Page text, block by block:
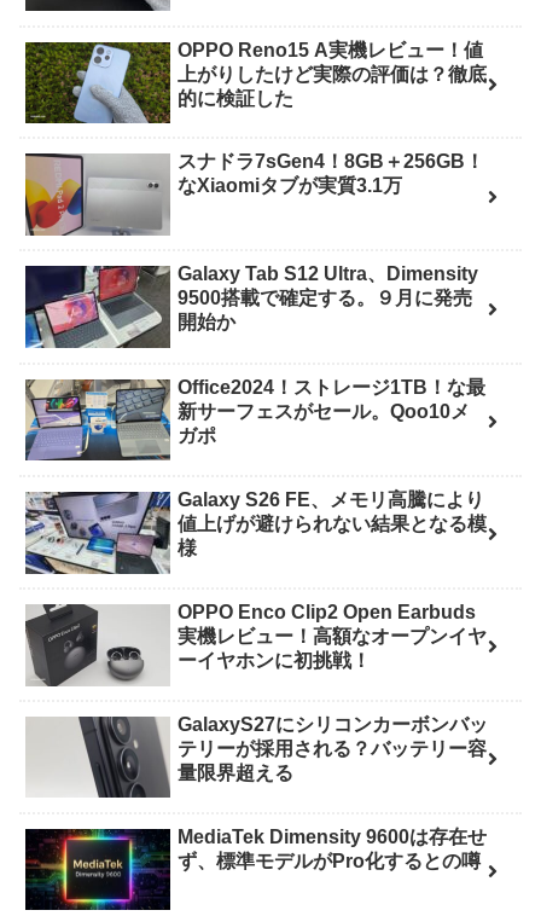
OPPO Reno15 A実機レビュー！値
上がりしたけど実際の評価は？徹底
的に検証した
スナドラ7sGen4！8GB＋256GB！
なXiaomiタブが実質3.1万
Galaxy Tab S12 Ultra、Dimensity
9500搭載で確定する。９月に発売
開始か
Office2024！ストレージ1TB！な最
新サーフェスがセール。Qoo10メ
ガポ
Galaxy S26 FE、メモリ高騰により
値上げが避けられない結果となる模
様
OPPO Enco Clip2 Open Earbuds
実機レビュー！高額なオープンイヤ
ーイヤホンに初挑戦！
GalaxyS27にシリコンカーボンバッ
テリーが採用される？バッテリー容
量限界超える
MediaTek Dimensity 9600は存在せ
ず、標準モデルがPro化するとの噂